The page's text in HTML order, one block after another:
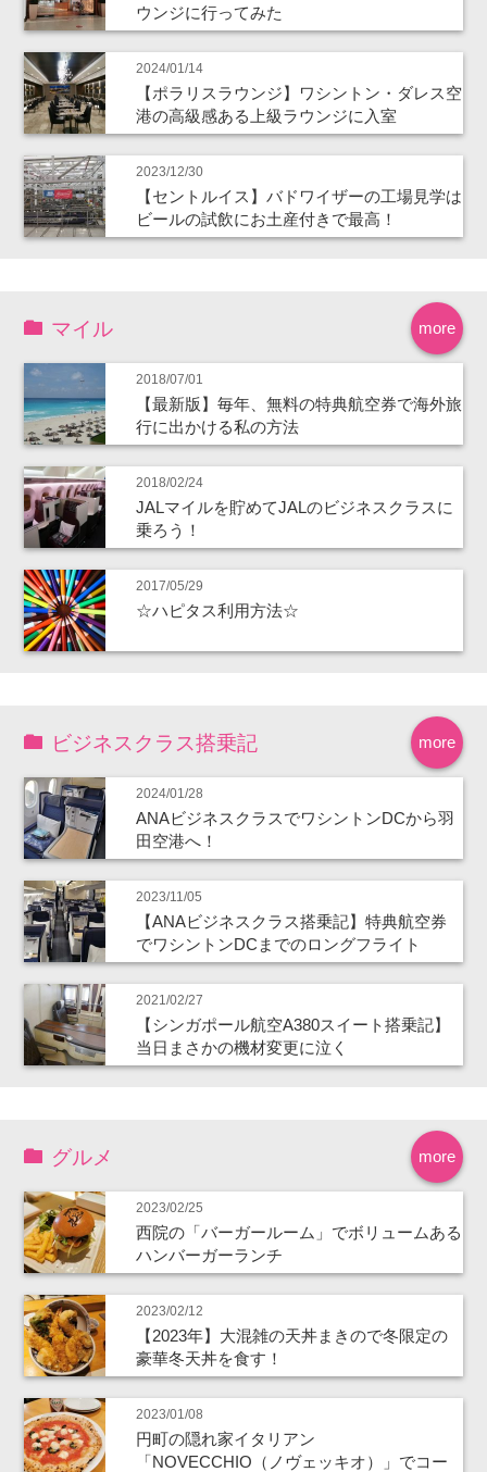
ウンジに行ってみた
2024/01/14
【ポラリスラウンジ】ワシントン・ダレス空
港の高級感ある上級ラウンジに入室
2023/12/30
【セントルイス】バドワイザーの工場見学は
ビールの試飲にお土産付きで最高！
more
マイル
2018/07/01
【最新版】毎年、無料の特典航空券で海外旅
行に出かける私の方法
2018/02/24
JALマイルを貯めてJALのビジネスクラスに
乗ろう！
2017/05/29
☆ハピタス利用方法☆
more
ビジネスクラス搭乗記
2024/01/28
ANAビジネスクラスでワシントンDCから羽
田空港へ！
2023/11/05
【ANAビジネスクラス搭乗記】特典航空券
でワシントンDCまでのロングフライト
2021/02/27
【シンガポール航空A380スイート搭乗記】
当日まさかの機材変更に泣く
more
グルメ
2023/02/25
西院の「バーガールーム」でボリュームある
ハンバーガーランチ
2023/02/12
【2023年】大混雑の天丼まきので冬限定の
豪華冬天丼を食す！
2023/01/08
円町の隠れ家イタリアン
「NOVECCHIO（ノヴェッキオ）」でコー